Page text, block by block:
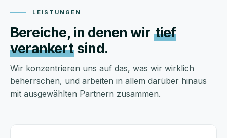
LEISTUNGEN
Bereiche, in denen wir tief
verankertsind.
Wir konzentrieren uns auf das, was wir wirklich
beherrschen, und arbeiten in allem darüber hinaus
mit ausgewählten Partnern zusammen.